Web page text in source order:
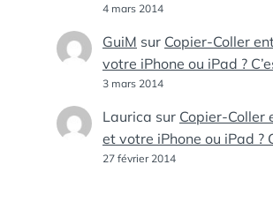
4 mars 2014
GuiM sur Copier-Coller
votre iPhone ou iPad ?
3 mars 2014
Laurica sur Copier-Coller
et votre iPhone ou iPad ?
27 février 2014